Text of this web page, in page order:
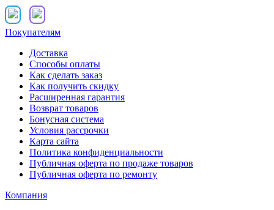
Покупателям
Доставка
Способы оплаты
Как сделать заказ
Как получить скидку
Расширенная гарантия
Возврат товаров
Бонусная система
Условия рассрочки
Карта сайта
Политика конфиденциальности
Публичная оферта по продаже товаров
Публичная оферта по ремонту
Компания